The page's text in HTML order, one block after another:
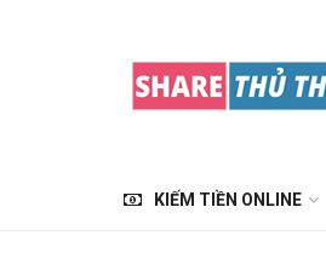
KIẾM TIỀN ONLINE